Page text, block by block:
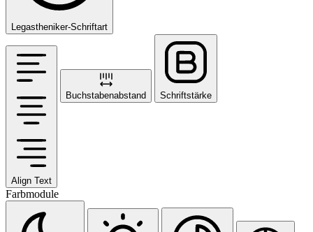
Legastheniker-Schriftart
Align Text
Buchstabenabstand Schriftstärke
Farbmodule